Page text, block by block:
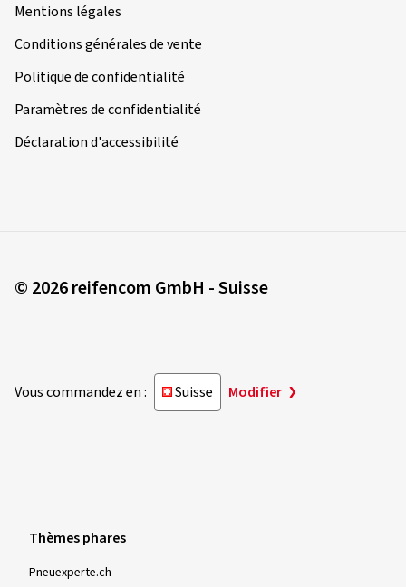
Mentions légales
Conditions générales de vente
Politique de confidentialité
Paramètres de confidentialité
Déclaration d'accessibilité
© 2026 reifencom GmbH - Suisse
Vous commandez en : Suisse Modifier
Thèmes phares
Pneuexperte.ch